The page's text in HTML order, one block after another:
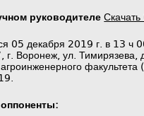
руководителе
05 декабря 2019 г. в 13 ч
Воронеж, ул. Тимирязева,